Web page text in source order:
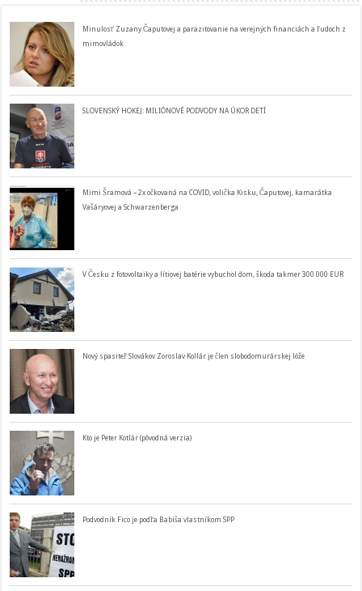
Minulosť Zuzany Čaputovej a parazitovanie na verejných financiách a ľudoch z
mimovládok
SLOVENSKÝ HOKEJ: MILIÓNOVÉ PODVODY NA ÚKOR DETÍ
Mimi Šramová – 2x očkovaná na COVID, volička Kisku, Čaputovej, kamarátka
Vašáryovej a Schwarzenberga
V Česku z fotovoltaiky a lítiovej batérie vybuchol dom, škoda takmer 300 000 EUR
Nový spasiteľ Slovákov Zoroslav Kollár je člen slobodomurárskej lóže
Kto je Peter Kotlár (pôvodná verzia)
Podvodník Fico je podľa Babiša vlastníkom SPP